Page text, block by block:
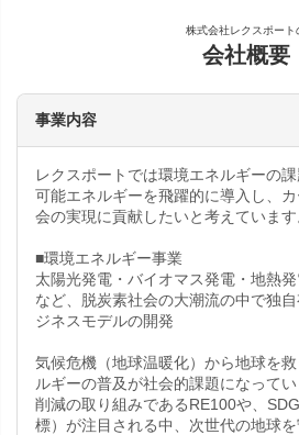
株式会社レクスポート
会社概要
事業内容
レクスポートでは環境エネルギーの
可能エネルギーを飛躍的に導入し、
会の実現に貢献したいと考えています
■環境エネルギー事業
太陽光発電・バイオマス発電・地熱
など、脱炭素社会の大潮流の中で独
ジネスモデルの開発
気候危機（地球温暖化）から地球を
ルギーの普及が社会的課題になって
削減の取り組みであるRE100や、
標）が注目される中、次世代の地球